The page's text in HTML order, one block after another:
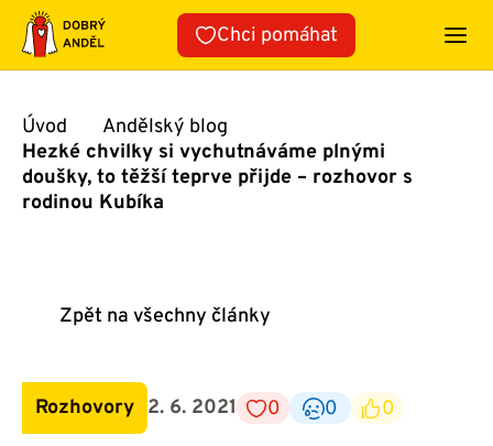
Přeskočit
obsah
Chci pomáhat
Úvod
Andělský blog
Hezké chvilky si vychutnáváme plnými
doušky, to těžší teprve přijde – rozhovor s
rodinou Kubíka
Zpět na všechny články
Rozhovory 2. 6. 2021 0 0 0